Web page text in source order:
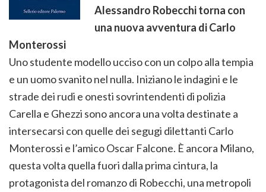
Alessandro Robecchi torna con
una nuova avventura di Carlo
Monterossi
Uno studente modello ucciso con un colpo alla tempia
e un uomo svanito nel nulla. Iniziano le indagini e le
strade dei rudi e onesti sovrintendenti di polizia
Carella e Ghezzi sono ancora una volta destinate a
intersecarsi con quelle dei segugi dilettanti Carlo
Monterossi e l’amico Oscar Falcone. È ancora Milano,
questa volta quella fuori dalla prima cintura, la
protagonista del romanzo di Robecchi, una metropoli